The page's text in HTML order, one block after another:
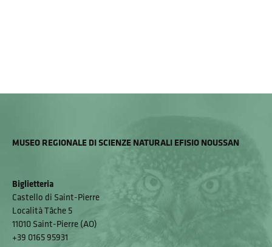
MUSEO REGIONALE DI SCIENZE NATURALI EFISIO NOUSSAN
Biglietteria
Castello di Saint-Pierre
Località Tâche 5
11010 Saint-Pierre (AO)
+39 0165 95931